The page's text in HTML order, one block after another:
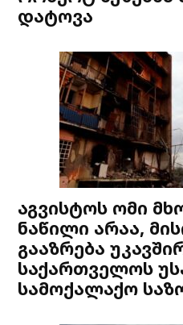
დატოვა
აგვისტოს ომი
ნაწილი არაა,
გააზრება
საქართველოს
სამოქალაქო